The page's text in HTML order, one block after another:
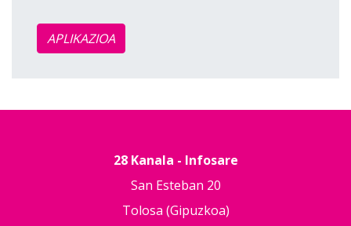
APLIKAZIOA
28 Kanala - Infosare
San Esteban 20
Tolosa (Gipuzkoa)